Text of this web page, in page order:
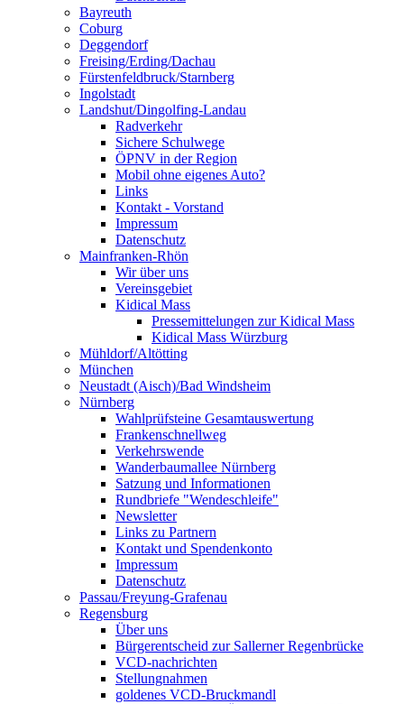
Bayreuth
Coburg
Deggendorf
Freising/Erding/Dachau
Fürstenfeldbruck/Starnberg
Ingolstadt
Landshut/Dingolfing-Landau
Radverkehr
Sichere Schulwege
ÖPNV in der Region
Mobil ohne eigenes Auto?
Links
Kontakt - Vorstand
Impressum
Datenschutz
Mainfranken-Rhön
Wir über uns
Vereinsgebiet
Kidical Mass
Pressemittelungen zur Kidical Mass
Kidical Mass Würzburg
Mühldorf/Altötting
München
Neustadt (Aisch)/Bad Windsheim
Nürnberg
Wahlprüfsteine Gesamtauswertung
Frankenschnellweg
Verkehrswende
Wanderbaumallee Nürnberg
Satzung und Informationen
Rundbriefe "Wendeschleife"
Newsletter
Links zu Partnern
Kontakt und Spendenkonto
Impressum
Datenschutz
Passau/Freyung-Grafenau
Regensburg
Über uns
Bürgerentscheid zur Sallerner Regenbrücke
VCD-nachrichten
Stellungnahmen
goldenes VCD-Bruckmandl